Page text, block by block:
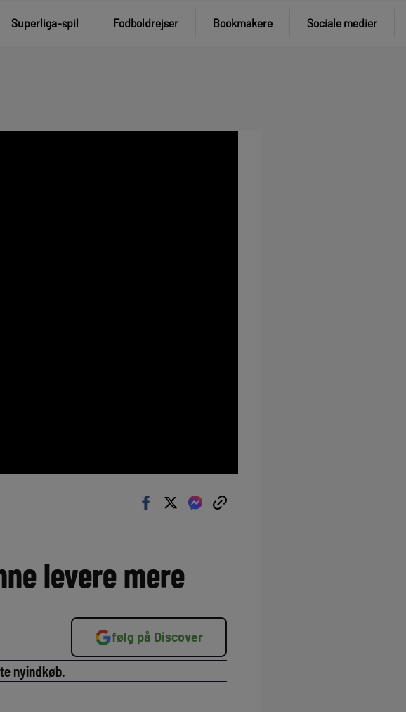
Superliga-spil Fodboldrejser Bookmakere Sociale medier
levere mere
følg på Discover
nyindkøb.